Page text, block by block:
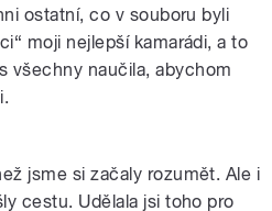
ostatní, co v souboru byli
moji nejlepší kamarádi, a to
všechny naučila, abychom
jsme si začaly rozumět. Ale i
cestu. Udělala jsi toho pro